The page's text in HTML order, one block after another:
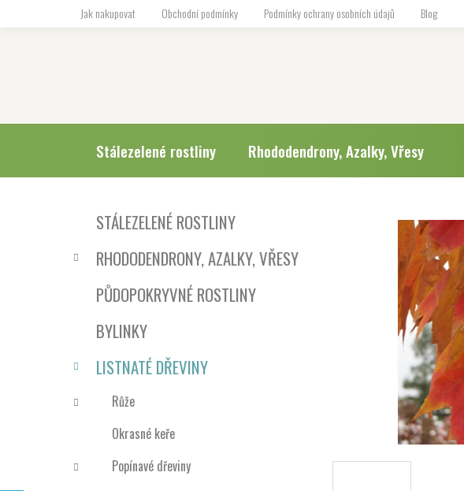
Jak nakupovat Obchodní podmínky Podmínky ochrany osobních údajů Blog
Stálezelené rostliny Rhododendrony, Azalky, Vřesy
Přeskočit
kategorie
e
STÁLEZELENÉ ROSTLINY
RHODODENDRONY, AZALKY, VŘESY
PŮDOPOKRYVNÉ ROSTLINY
BYLINKY
LISTNATÉ DŘEVINY
Růže
Okrasné keře
Popínavé dřeviny